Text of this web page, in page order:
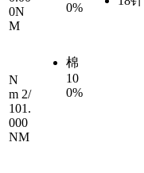
0N
M
N
m 2/
101.
000
NM
0%
棉
10
0%